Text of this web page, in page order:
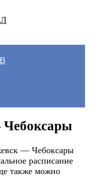
— Чебоксары
расписание
также можно